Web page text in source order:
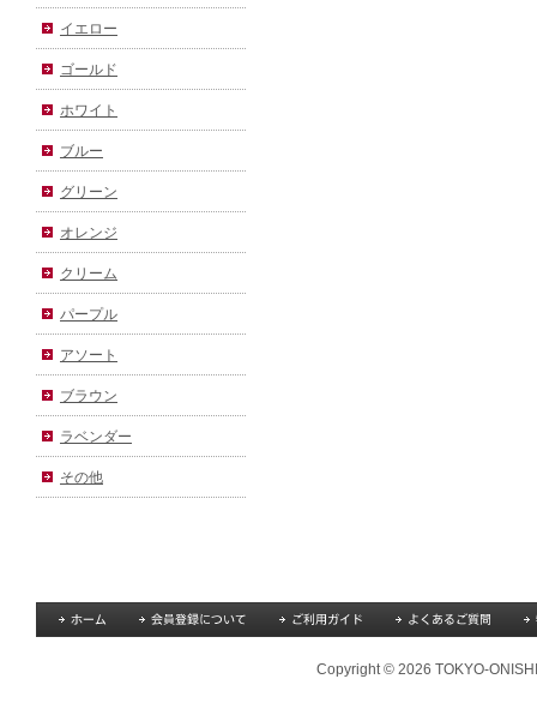
イエロー
ゴールド
ホワイト
ブルー
グリーン
オレンジ
クリーム
パープル
アソート
ブラウン
ラベンダー
その他
Copyright © 2026 TOKYO-